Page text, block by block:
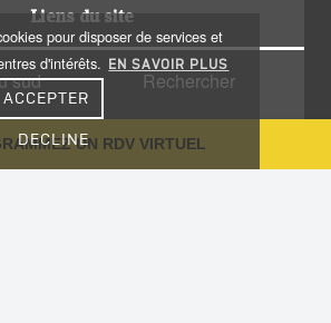
pour disposer de services et
d'intérêts.
EN SAVOIR PLUS
DECLINE
ACCEPTER
UN RDV VIRTUEL
Liens du site
sud
Rechercher
Qui sommes nous?
Recrutement